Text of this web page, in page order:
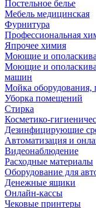
Постельное белье
Мебель медицинская
Фурнитура
Профессиональная
Япрочее химия
Моющие и
Моющие и
машин
Мойка оборудования,
Уборка помещений
Стирка
Косметико-
Дезинфицирующие
Автоматизация и
Видеонаблюдение
Расходные материалы
Оборудование для
Денежные ящики
Онлайн-кассы
Чековые принтеры